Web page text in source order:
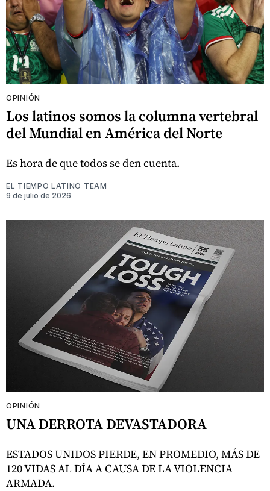
OPINIÓN
Los latinos somos la columna vertebral
del Mundial en América del Norte
Es hora de que todos se den cuenta.
EL TIEMPO LATINO TEAM
9 de julio de 2026
OPINIÓN
UNA DERROTA DEVASTADORA
ESTADOS UNIDOS PIERDE, EN PROMEDIO, MÁS DE
120 VIDAS AL DÍA A CAUSA DE LA VIOLENCIA
ARMADA.